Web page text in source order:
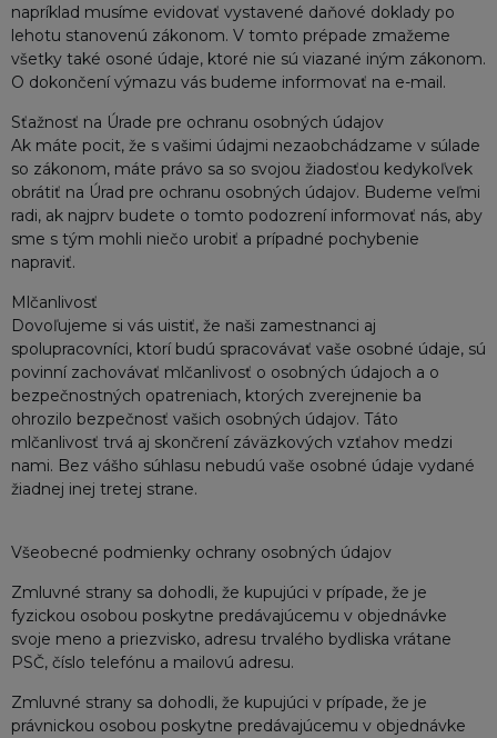
napríklad musíme evidovať vystavené daňové doklady po
lehotu stanovenú zákonom. V tomto prépade zmažeme
všetky také osoné údaje, ktoré nie sú viazané iným zákonom.
O dokončení výmazu vás budeme informovať na e-mail.
Sťažnosť na Úrade pre ochranu osobných údajov
Ak máte pocit, že s vašimi údajmi nezaobchádzame v súlade
so zákonom, máte právo sa so svojou žiadosťou kedykoľvek
obrátiť na Úrad pre ochranu osobných údajov. Budeme veľmi
radi, ak najprv budete o tomto podozrení informovať nás, aby
sme s tým mohli niečo urobiť a prípadné pochybenie
napraviť.
Mlčanlivosť
Dovoľujeme si vás uistiť, že naši zamestnanci aj
spolupracovníci, ktorí budú spracovávať vaše osobné údaje, sú
povinní zachovávať mlčanlivosť o osobných údajoch a o
bezpečnostných opatreniach, ktorých zverejnenie ba
ohrozilo bezpečnosť vašich osobných údajov. Táto
mlčanlivosť trvá aj skončrení záväzkových vzťahov medzi
nami. Bez vášho súhlasu nebudú vaše osobné údaje vydané
žiadnej inej tretej strane.
Všeobecné podmienky ochrany osobných údajov
Zmluvné strany sa dohodli, že kupujúci v prípade, že je
fyzickou osobou poskytne predávajúcemu v objednávke
svoje meno a priezvisko, adresu trvalého bydliska vrátane
PSČ, číslo telefónu a mailovú adresu.
Zmluvné strany sa dohodli, že kupujúci v prípade, že je
právnickou osobou poskytne predávajúcemu v objednávke